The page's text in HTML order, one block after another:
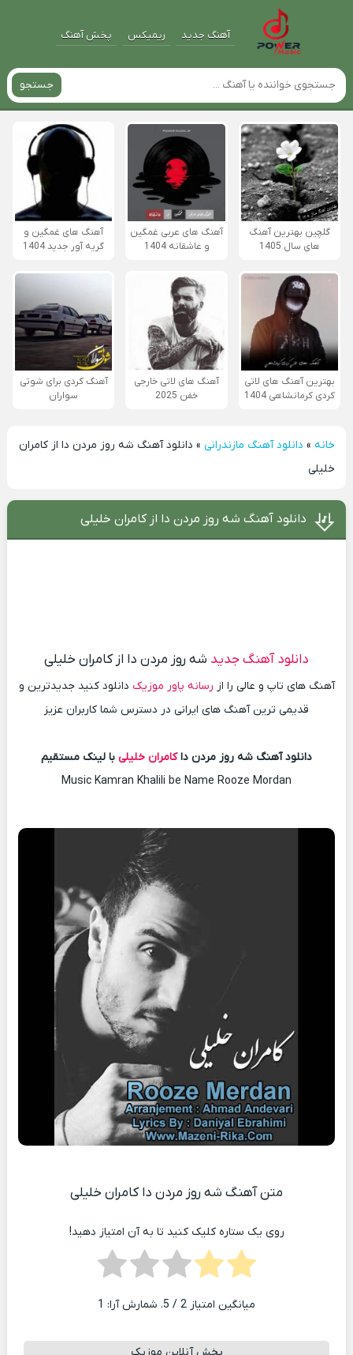
آهنگ جدید ریمیکس پخش آهنگ
جستجو
گلچین بهترین آهنگ
های سال 1405
آهنگ های عربی غمگین
و عاشقانه 1404
آهنگ های غمگین و
گریه آور جدید 1404
بهترین آهنگ های لاتی
کردی کرمانشاهی 1404
آهنگ های لاتی خارجی
خفن 2025
آهنگ کردی برای شوتی
سواران
خانه» دانلود آهنگ مازندرانی» دانلود آهنگ شه روز مردن دا از کامران
خلیلی
دانلود آهنگ شه روز مردن دا از کامران خلیلی
دانلود آهنگ جدید شه روز مردن دا از کامران خلیلی
آهنگ های تاپ و عالی را از رسانه پاور موزیک دانلود کنید جدیدترین و
قدیمی ترین آهنگ های ایرانی در دسترس شما کاربران عزیز
دانلود آهنگ شه روز مردن داکامران خلیلی با لینک مستقیم
Music Kamran Khalili be Name Rooze Mordan
متن آهنگ شه روز مردن دا کامران خلیلی
روی یک ستاره کلیک کنید تا به آن امتیاز دهید!
میانگین امتیاز 2 / 5. شمارش آرا: 1